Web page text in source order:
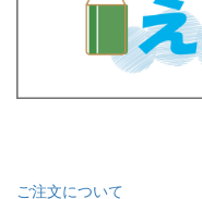
ご注文について